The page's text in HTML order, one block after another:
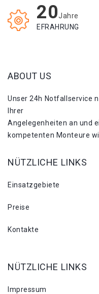
20Jahre
EFRAHRUNG
ABOUT US
Unser 24h Notfallservice
Ihrer
Angelegenheiten an und
kompetenten Monteure
NÜTZLICHE LINKS
Einsatzgebiete
Preise
Kontakte
NÜTZLICHE LINKS
Impressum